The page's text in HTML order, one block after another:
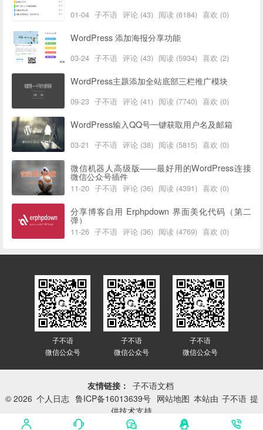
01-04 子不语 评论 (43) 阅读 (6184) 喜欢 (0)
WordPress 添加海报分享功能
03-24 子不语 评论 (43) 阅读 (5934) 喜欢 (2)
WordPress主题添加全站底部三栏推广模块
09-23 子不语 评论 (41) 阅读 (7740) 喜欢 (0)
WordPress输入QQ号一键获取用户名及邮箱
03-21 子不语 评论 (38) 阅读 (5815) 喜欢 (0)
微信机器人高级版——最好用的WordPress连接
微信公众号插件
11-20 子不语 评论 (36) 阅读 (4391) 喜欢 (0)
分享博客自用 Erphpdown 界面美化代码（第二
弹）
11-26 子不语 评论 (36) 阅读 (4769) 喜欢 (0)
子不语
微信公众号
子不语
微信公众号
子不语
微信公众号
友情链接： 子不语文档
© 2026 个人日志 鲁ICP备16013639号 网站地图 本站由 子不语 提
供技术支持
网站已平稳运行：
3414天 19小时 58分 33秒